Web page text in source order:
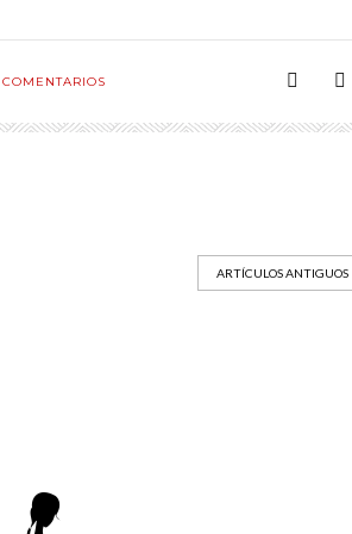
ARTÍCULOS ANTIGUOS